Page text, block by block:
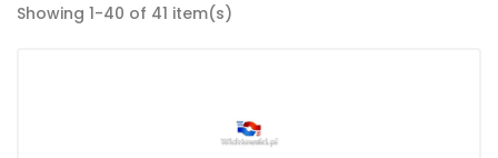
Showing 1-40 of 41 item(s)